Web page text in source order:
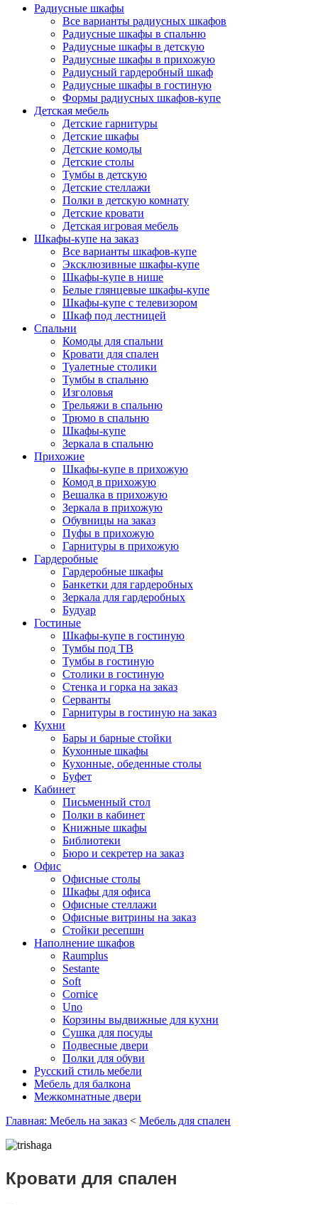
Радиусные шкафы
Все варианты радиусных шкафов
Радиусные шкафы в спальню
Радиусные шкафы в детскую
Радиусные шкафы в прихожую
Радиусный гардеробный шкаф
Радиусные шкафы в гостиную
Формы радиусных шкафов-купе
Детская мебель
Детские гарнитуры
Детские шкафы
Детские комоды
Детские столы
Тумбы в детскую
Детские стеллажи
Полки в детскую комнату
Детские кровати
Детская игровая мебель
Шкафы-купе на заказ
Все варианты шкафов-купе
Эксклюзивные шкафы-купе
Шкафы-купе в нише
Белые глянцевые шкафы-купе
Шкафы-купе с телевизором
Шкаф под лестницей
Спальни
Комоды для спальни
Кровати для спален
Туалетные столики
Тумбы в спальню
Изголовья
Трельяжи в спальню
Трюмо в спальню
Шкафы-купе
Зеркала в спальню
Прихожие
Шкафы-купе в прихожую
Комод в прихожую
Вешалка в прихожую
Зеркала в прихожую
Обувницы на заказ
Пуфы в прихожую
Гарнитуры в прихожую
Гардеробные
Гардеробные шкафы
Банкетки для гардеробных
Зеркала для гардеробных
Будуар
Гостиные
Шкафы-купе в гостиную
Тумбы под ТВ
Тумбы в гостиную
Столики в гостиную
Стенка и горка на заказ
Серванты
Гарнитуры в гостиную на заказ
Кухни
Бары и барные стойки
Кухонные шкафы
Кухонные, обеденные столы
Буфет
Кабинет
Письменный стол
Полки в кабинет
Книжные шкафы
Библиотеки
Бюро и секретер на заказ
Офис
Офисные столы
Шкафы для офиса
Офисные стеллажи
Офисные витрины на заказ
Стойки ресепшн
Наполнение шкафов
Raumplus
Sestante
Soft
Cornice
Uno
Корзины выдвижные для кухни
Сушка для посуды
Подвесные двери
Полки для обуви
Русский стиль мебели
Мебель для балкона
Межкомнатные двери
Главная: Мебель на заказ < Мебель для спален
Кровати для спален